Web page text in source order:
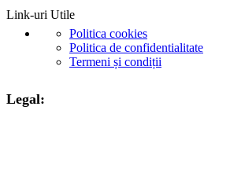
Link-uri Utile
Politica cookies
Politica de confidentialitate
Termeni și condiții
Legal: